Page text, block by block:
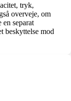
tryk,
overveje, om
separat
beskyttelse mod